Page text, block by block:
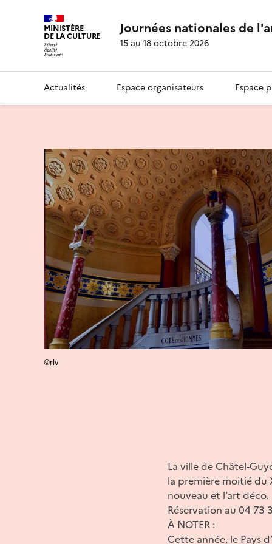
MINISTÈRE
DE LA CULTURE Journées nationales de
15 au 18 octobre 2026
Actualités Espace organisateurs Espace
©rlv
La ville de Châtel-
la première moitié du
nouveau et l’art déco.
Réservation au 04 73
À NOTER :
Cette année, le Pays